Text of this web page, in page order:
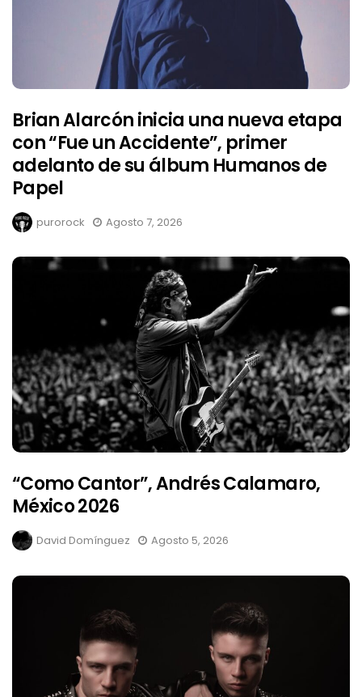
Brian Alarcón inicia una nueva etapa
con “Fue un Accidente”, primer
adelanto de su álbum Humanos de
Papel
purorock Agosto 7, 2026
“Como Cantor”, Andrés Calamaro,
México 2026
David Domínguez Agosto 5, 2026